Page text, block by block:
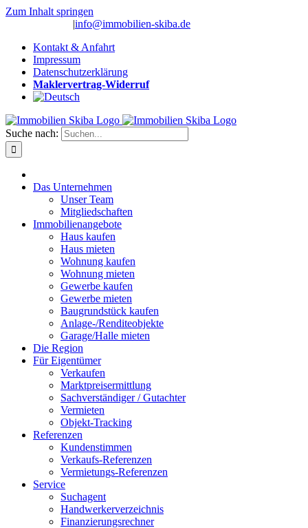
Zum Inhalt springen
|info@immobilien-skiba.de
Kontakt & Anfahrt
Impressum
Datenschutzerklärung
Maklervertrag-Widerruf
Suche nach:
Das Unternehmen
Unser Team
Mitgliedschaften
Immobilienangebote
Haus kaufen
Haus mieten
Wohnung kaufen
Wohnung mieten
Gewerbe kaufen
Gewerbe mieten
Baugrundstück kaufen
Anlage-/Renditeobjekte
Garage/Halle mieten
Die Region
Für Eigentümer
Verkaufen
Marktpreisermittlung
Sachverständiger / Gutachter
Vermieten
Objekt-Tracking
Referenzen
Kundenstimmen
Verkaufs-Referenzen
Vermietungs-Referenzen
Service
Suchagent
Handwerkerverzeichnis
Finanzierungsrechner